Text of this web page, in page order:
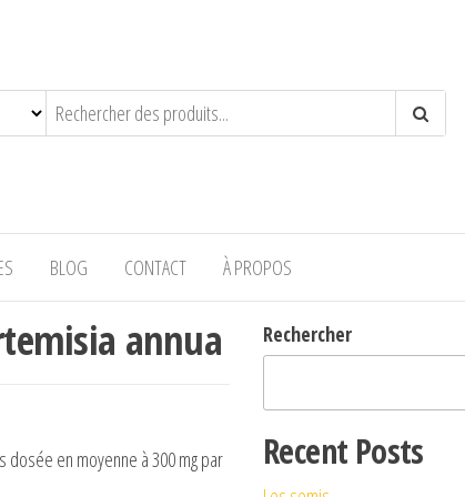
BLOG CONTACT À PROPOS
annua
dosée en moyenne à 300 mg par
Rechercher
Recent Posts